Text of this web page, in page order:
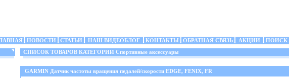
НОВОСТИ СТАТЬИ НАШ ВИДЕОБЛОГ КОНТАКТЫ ОБРАТНАЯ СВЯЗЬ АКЦИИ ПОИСК
СПИСОК ТОВАРОВ КАТЕГОРИИ Спортивные аксессуары
GARMIN Датчик частоты вращения педалей/скорости EDGE, FENIX, FR